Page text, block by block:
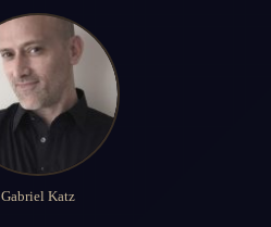
Gabriel Katz